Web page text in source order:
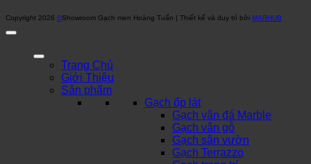
Copyright 2026 ©Showroom Gạch men Hoàng Tuấn | Thiết kế và duy trì bởi MARHUB
Trang Chủ
Giới Thiệu
Sản phẩm
Gạch ốp lát
Gạch vân đá Marble
Gạch vân gỗ
Gạch sân vườn
Gạch Terrazzo